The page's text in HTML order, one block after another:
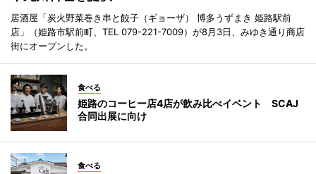
居酒屋「炭火野菜巻き串と餃子（ギョーザ） 博多うずまき 姫路駅前
店」（姫路市駅前町、TEL 079-221-7009）が8月3日、みゆき通り商店
街にオープンした。
食べる
姫路のコーヒー店4店が飲み比べイベント SCAJ
合同出展に向け
食べる